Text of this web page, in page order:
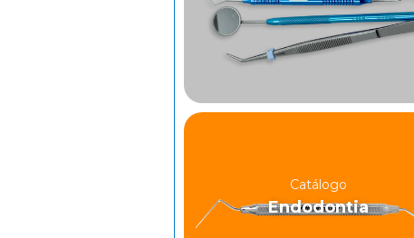
Catálogo
Endodontia